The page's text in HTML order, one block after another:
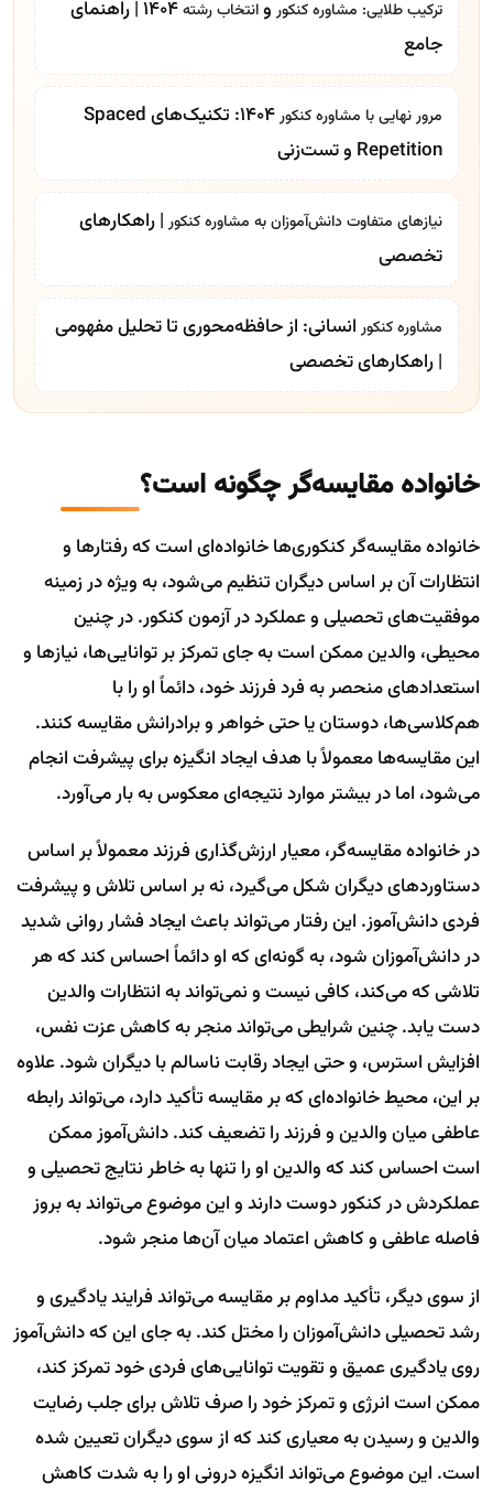
ترکیب طلایی: مشاوره کنکور وانتخاب رشته
1404 | راهنمای
جامع
مرور نهایی با مشاوره کنکور
۱۴۰۴: تکنیک‌های Spaced
Repetition و تست‌زنی
نیازهای متفاوت دانش‌آموزان به مشاوره کنکور | راهکارهای
تخصصی
مشاوره کنکور انسانی: از حافظه‌محوری تا تحلیل مفهومی
| راهکارهای تخصصی
خانواده مقایسه‌گر چگونه است؟
خانواده مقایسه‌گر کنکوری‌ها خانواده‌ای است که رفتارها و
انتظارات آن بر اساس دیگران تنظیم می‌شود، به ویژه در زمینه
موفقیت‌های تحصیلی و عملکرد در آزمون کنکور. در چنین
محیطی، والدین ممکن است به جای تمرکز بر توانایی‌ها، نیازها و
استعدادهای منحصر به فرد فرزند خود، دائماً او را با
هم‌کلاسی‌ها، دوستان یا حتی خواهر و برادرانش مقایسه کنند.
این مقایسه‌ها معمولاً با هدف ایجاد انگیزه برای پیشرفت انجام
می‌شود، اما در بیشتر موارد نتیجه‌ای معکوس به بار می‌آورد.
در خانواده مقایسه‌گر، معیار ارزش‌گذاری فرزند معمولاً بر اساس
دستاوردهای دیگران شکل می‌گیرد، نه بر اساس تلاش و پیشرفت
فردی دانش‌آموز. این رفتار می‌تواند باعث ایجاد فشار روانی شدید
در دانش‌آموزان شود، به گونه‌ای که او دائماً احساس کند که هر
تلاشی که می‌کند، کافی نیست و نمی‌تواند به انتظارات والدین
دست یابد. چنین شرایطی می‌تواند منجر به کاهش عزت نفس،
افزایش استرس، و حتی ایجاد رقابت ناسالم با دیگران شود. علاوه
بر این، محیط خانواده‌ای که بر مقایسه تأکید دارد، می‌تواند رابطه
عاطفی میان والدین و فرزند را تضعیف کند. دانش‌آموز ممکن
است احساس کند که والدین او را تنها به خاطر نتایج تحصیلی و
عملکردش در کنکور دوست دارند و این موضوع می‌تواند به بروز
فاصله عاطفی و کاهش اعتماد میان آن‌ها منجر شود.
از سوی دیگر، تأکید مداوم بر مقایسه می‌تواند فرایند یادگیری و
رشد تحصیلی دانش‌آموزان را مختل کند. به جای این که دانش‌آموز
روی یادگیری عمیق و تقویت توانایی‌های فردی خود تمرکز کند،
ممکن است انرژی و تمرکز خود را صرف تلاش برای جلب رضایت
والدین و رسیدن به معیاری کند که از سوی دیگران تعیین شده
است. این موضوع می‌تواند انگیزه درونی او را به شدت کاهش